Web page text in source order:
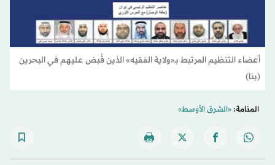
أعضاء التنظيم المرتبط بـ«ولاية الفقيه» الذين قُبض عليهم في البحرين
(بنا)
المنامة:«الشرق الأوسط»